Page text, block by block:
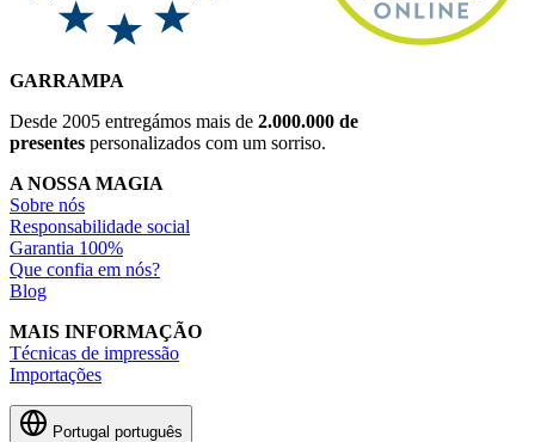
GARRAMPA
Desde 2005 entregámos mais de 2.000.000 de
presentes personalizados com um sorriso.
A NOSSA MAGIA
Sobre nós
Responsabilidade social
Garantia 100%
Que confia em nós?
Blog
MAIS INFORMAÇÃO
Técnicas de impressão
Importações
Portugal português